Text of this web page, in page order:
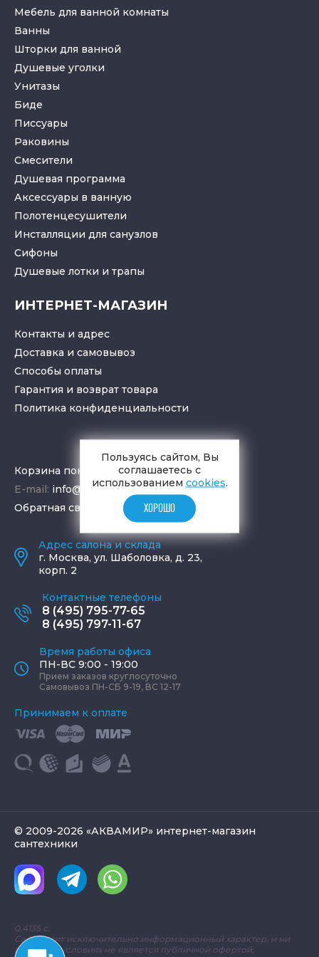
Мебель для ванной комнаты
Ванны
Шторки для ванной
Душевые уголки
Унитазы
Биде
Писсуары
Раковины
Смесители
Душевая программа
Аксессуары в ванную
Полотенцесушители
Инсталляции для санузлов
Cифоны
Душевые лотки и трапы
ИНТЕРНЕТ-МАГАЗИН
Контакты и адрес
Доставка и самовывоз
Способы оплаты
Гарантия и возврат товара
Политика конфиденциальности
Корзина покупок
E-mail: info@aquamir.ru
Обратная связь
Адрес салона и склада
г. Москва, ул. Шаболовка, д. 23,
корп. 2
Контактные телефоны
8 (495) 795-77-65
8 (495) 797-11-67
Время работы офиса
ПН-ВС 9:00 - 19:00
Прием заказов круглосуточно
Самовывоз ПН-СБ 9-19, ВС 12-17
Принимаем к оплате
© 2009-2026 «АКВАМИР» интернет-магазин
сантехники
0.4135 с.
Сайт носит исключительно информационный характер, и ни
при каких условиях не является публичной офертой,
Пользуясь сайтом, Вы
соглашаетесь с
использованием cookies.
ХОРОШО